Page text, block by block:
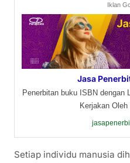
Iklan
Jasa
Penerbitan buku ISBN dengan
Kerjakan
Setiap individu manusia